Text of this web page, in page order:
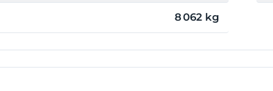
8 062 kg